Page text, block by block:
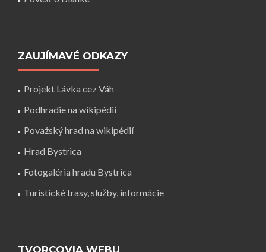
ZAUJÍMAVÉ ODKAZY
Projekt Lávka cez Váh
Podhradie na wikipédií
Považský hrad na wikipédií
Hrad Bystrica
Fotogaléria hradu Bystrica
Turistické trasy, služby, informácie
TVORCOVIA WEBU